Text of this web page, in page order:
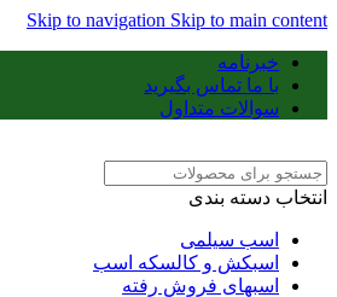
Skip to navigation Skip to main content
خبرنامه
با ما تماس بگیرید
سوالات متداول
انتخاب دسته بندی
اسب سیلمی
اسبکش و کالسکه اسب
اسبهای فروش رفته